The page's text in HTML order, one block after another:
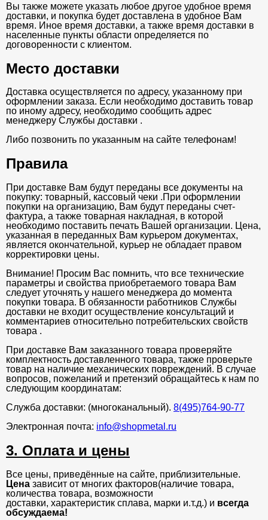
Вы также можете указать любое другое удобное время
доставки, и покупка будет доставлена в удобное Вам
время. Иное время доставки, а также время доставки в
населенные пункты области определяется по
договоренности с клиентом.
Место доставки
Доставка осуществляется по адресу, указанному при
оформлении заказа. Если необходимо доставить товар
по иному адресу, необходимо сообщить адрес
менеджеру Службы доставки .
Либо позвонить по указанным на сайте телефонам!
Правила
При доставке Вам будут переданы все документы на
покупку: товарный, кассовый чеки .При оформлении
покупки на организацию, Вам будут переданы счет-
фактура, а также товарная накладная, в которой
необходимо поставить печать Вашей организации. Цена,
указанная в переданных Вам курьером документах,
является окончательной, курьер не обладает правом
корректировки цены.
Внимание! Просим Вас помнить, что все технические
параметры и свойства приобретаемого товара Вам
следует уточнять у нашего менеджера до момента
покупки товара. В обязанности работников Службы
доставки не входит осуществление консультаций и
комментариев относительно потребительских свойств
товара .
При доставке Вам заказанного товара проверяйте
комплектность доставленного товара, также проверьте
товар на наличие механических повреждений. В случае
вопросов, пожеланий и претензий обращайтесь к нам по
следующим координатам:
Служба доставки: (многоканальный). 8(495)764-90-77
Электронная почта: info@shopmetal.ru
3. Оплата и цены
Все цены, приведённые на сайте, приблизительные.
Цена зависит от многих факторов(наличие товара,
количества товара, возможности
доставки, характеристик сплава, марки и.т.д.) и всегда
обсуждаема!